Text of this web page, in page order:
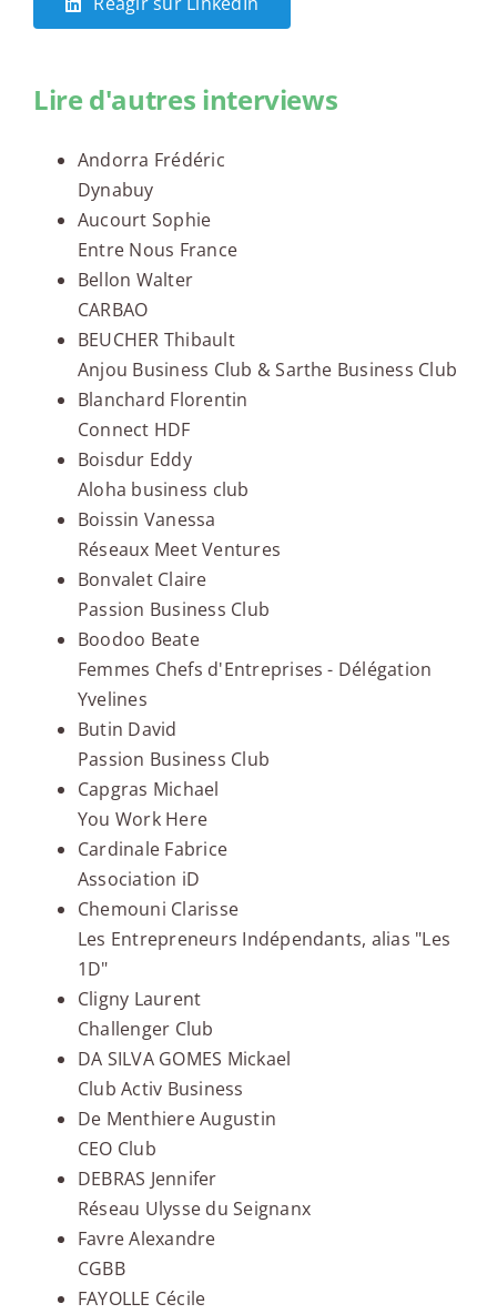
Lire d'autres interviews
Andorra Frédéric
Dynabuy
Aucourt Sophie
Entre Nous France
Bellon Walter
CARBAO
BEUCHER Thibault
Anjou Business Club & Sarthe Business Club
Blanchard Florentin
Connect HDF
Boisdur Eddy
Aloha business club
Boissin Vanessa
Réseaux Meet Ventures
Bonvalet Claire
Passion Business Club
Boodoo Beate
Femmes Chefs d'Entreprises - Délégation
Yvelines
Butin David
Passion Business Club
Capgras Michael
You Work Here
Cardinale Fabrice
Association iD
Chemouni Clarisse
Les Entrepreneurs Indépendants, alias "Les
1D"
Cligny Laurent
Challenger Club
DA SILVA GOMES Mickael
Club Activ Business
De Menthiere Augustin
CEO Club
DEBRAS Jennifer
Réseau Ulysse du Seignanx
Favre Alexandre
CGBB
FAYOLLE Cécile